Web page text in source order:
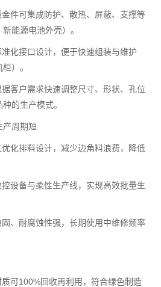
件可集成防护、散热、屏蔽、支撑等
能源电池外壳）。
化接口设计，便于快速组装与维护
）。
客户需求快速调整尺寸、形状、孔位
的生产模式。
产周期短
化排料设计，减少边角料浪费，降低
设备与柔性生产线，实现高效批量生
、耐腐蚀性强，长期使用中维修频率
可100%回收再利用，符合绿色制造